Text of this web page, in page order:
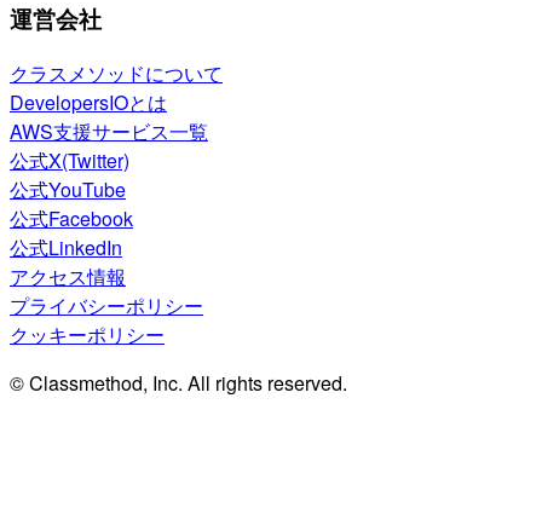
運営会社
クラスメソッドについて
DevelopersIOとは
AWS支援サービス一覧
公式X(Twitter)
公式YouTube
公式Facebook
公式LinkedIn
アクセス情報
プライバシーポリシー
クッキーポリシー
© Classmethod, Inc. All rights reserved.